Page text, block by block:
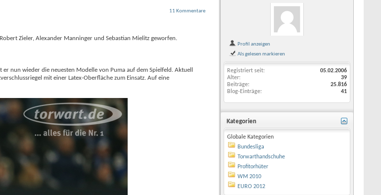
11 Kommentare
Zieler, Alexander Manninger und Sebastian Mielitz geworfen.
nun wieder die neuesten Modelle von Puma auf dem Spielfeld. Aktuell
mit einer Latex-Oberfläche zum Einsatz. Auf eine
Profil anzeigen
Als gelesen markieren
Registriert seit
05.02.2006
Alter
39
Beiträge
25.816
Blog-Einträge
41
Kategorien
Globale Kategorien
Bundesliga
Torwarthandschuhe
Profitorhüter
WM 2010
EURO 2012